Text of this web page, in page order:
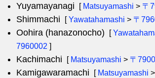
Yuyamayanagi [ Matsuyamashi > 〒
Shimmachi [Yawatahamashi > 〒
Oohira (hanazonocho) [
7960002 ]
Kachimachi [ Matsuyamashi > 〒
Kamigawaramachi [ Matsuyamashi >